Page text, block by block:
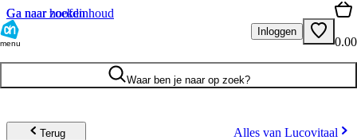
Ga naar hoofdinhoud
Ga naar zoeken
menu
Inloggen
0.00
Waar ben je naar op zoek?
Terug Alles van Lucovitaal